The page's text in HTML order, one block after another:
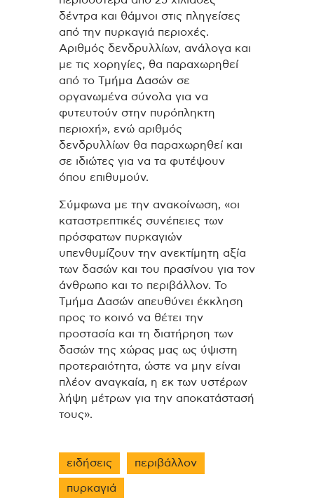
δέντρα και θάμνοι στις πληγείσες
από την πυρκαγιά περιοχές.
Αριθμός δενδρυλλίων, ανάλογα και
με τις χορηγίες, θα παραχωρηθεί
από το Τμήμα Δασών σε
οργανωμένα σύνολα για να
φυτευτούν στην πυρόπληκτη
περιοχή», ενώ αριθμός
δενδρυλλίων θα παραχωρηθεί και
σε ιδιώτες για να τα φυτέψουν
όπου επιθυμούν.
Σύμφωνα με την ανακοίνωση, «οι
καταστρεπτικές συνέπειες των
πρόσφατων πυρκαγιών
υπενθυμίζουν την ανεκτίμητη αξία
των δασών και του πρασίνου για τον
άνθρωπο και το περιβάλλον. Το
Τμήμα Δασών απευθύνει έκκληση
προς το κοινό να θέτει την
προστασία και τη διατήρηση των
δασών της χώρας μας ως ύψιστη
προτεραιότητα, ώστε να μην είναι
πλέον αναγκαία, η εκ των υστέρων
λήψη μέτρων για την αποκατάστασή
τους».
ειδήσεις περιβάλλον
πυρκαγιά